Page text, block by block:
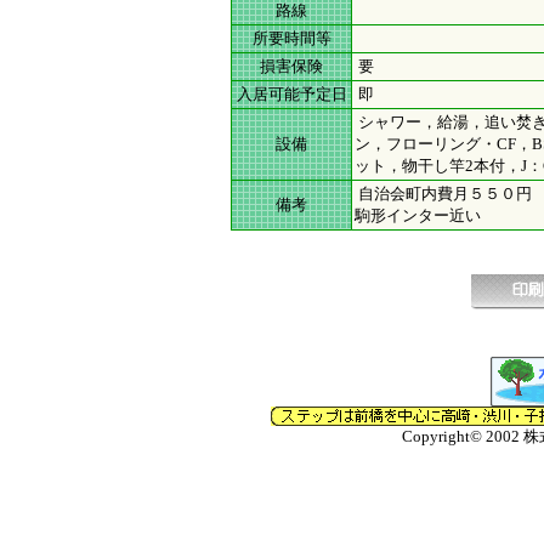
路線
所要時間等
損害保険
要
入居可能予定日
即
設備
シャワー，給湯，追い焚
ン，フローリング・CF，
ット，物干し竿2本付，J
備考
自治会町内費月５５０
駒形インター近い
Copyright© 2002